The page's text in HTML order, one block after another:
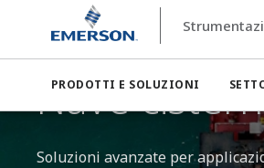
PRODOTTI E SOLUZIONI
Strumentazione di misura
Nave
Soluzioni avanzate per